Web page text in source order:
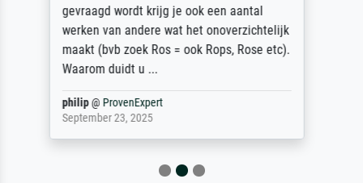
auch Geburtstag sein) doch nach zu Hause
zugestellt wurde.
Jürgen@ProvenExpert
April 22, 2026